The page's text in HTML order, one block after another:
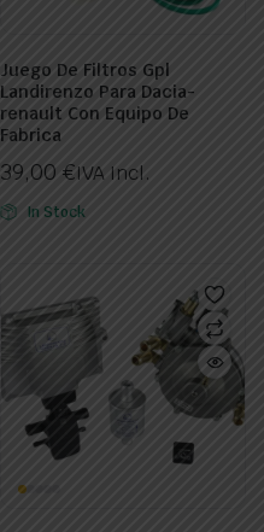
Juego De Filtros Gpl
Landirenzo Para Dacia-
renault Con Equipo De
Fabrica
39,00 €IVA Incl.
In Stock